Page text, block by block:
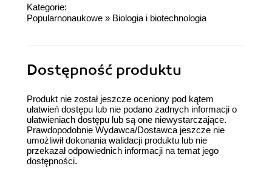
Kategorie:
Popularnonaukowe » Biologia i biotechnologia
Dostępność produktu
Produkt nie został jeszcze oceniony pod kątem
ułatwień dostępu lub nie podano żadnych informacji o
ułatwieniach dostępu lub są one niewystarczające.
Prawdopodobnie Wydawca/Dostawca jeszcze nie
umożliwił dokonania walidacji produktu lub nie
przekazał odpowiednich informacji na temat jego
dostępności.